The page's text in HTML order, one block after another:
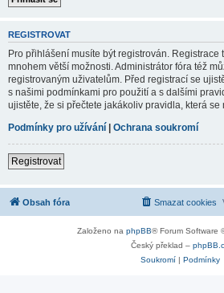
REGISTROVAT
Pro přihlášení musíte být registrován. Registrace
mnohem větší možnosti. Administrátor fóra též
registrovaným uživatelům. Před registrací se
s našimi podmínkami pro použití a s dalšími
ujistěte, že si přečtete jakákoliv pravidla, která se
Podmínky pro užívání | Ochrana soukromí
Registrovat
Obsah fóra Smazat cookies
Založeno na phpBB® Forum Software
Český překlad –
Soukromí| Podmínky